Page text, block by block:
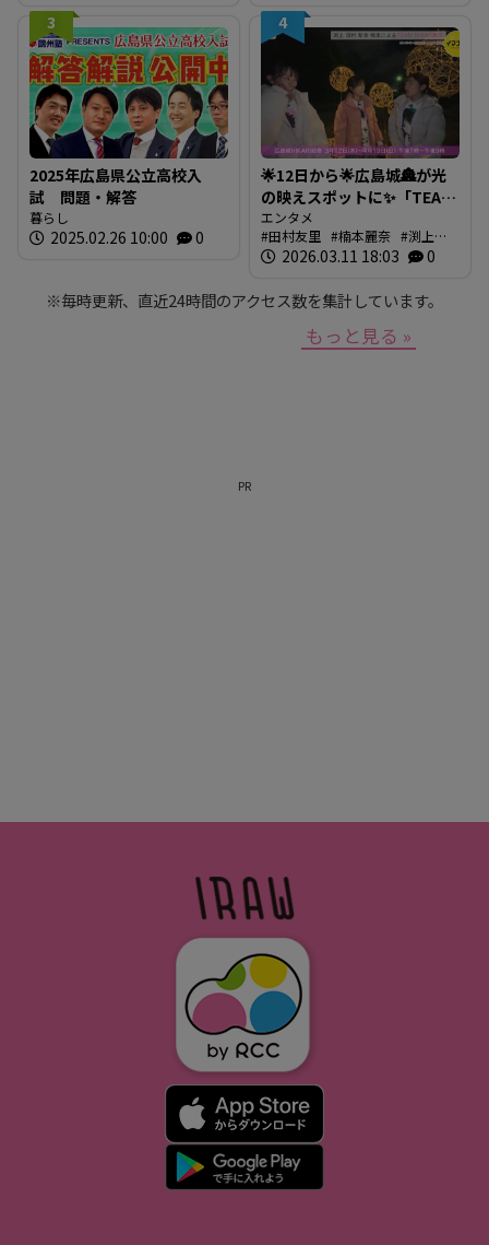
3
2025年広島県公立高校入
試 問題・解答
暮らし
2025.02.26 10:00 0
4
🌟12日から🌟広島城🏯が光
の映えスポットに✨「TEAM
SHIRO」始動
❗【BUTSUBUTSU2】
エンタメ
田村友里
楠本麗奈
渕上沙
紀
新本穂乃佳 イマナマ
2026.03.11 18:03 0
※毎時更新、直近24時間のアクセス数を集計しています。
もっと見る »
PR